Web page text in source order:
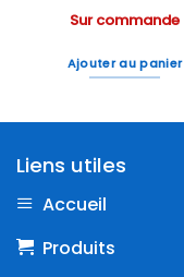
Sur commande
Ajouter au panier
Liens utiles
Accueil
Produits